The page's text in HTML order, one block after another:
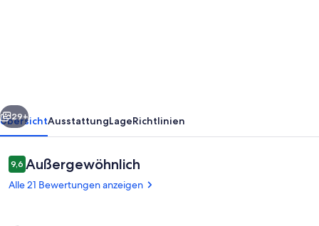
pur
Weiter
29+
ÜbersichtAusstattungLageRichtlinien
Bewertungen
9,69,6 von 10.
Außergewöhnlich
Alle 21 Bewertungen anzeigen